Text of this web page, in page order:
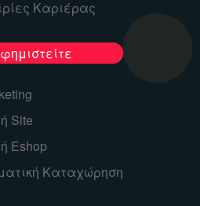
Καριέρας
Site
Eshop
Καταχώρηση